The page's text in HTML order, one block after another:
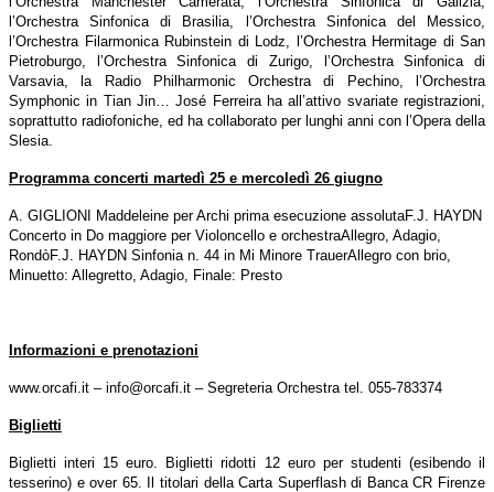
l’Orchestra Sinfonica di Brasilia, l’Orchestra Sinfonica del Messico,
l’Orchestra Filarmonica Rubinstein di Lodz, l’Orchestra Hermitage di San
Pietroburgo, l’Orchestra Sinfonica di Zurigo, l’Orchestra Sinfonica di
Varsavia, la Radio Philharmonic Orchestra di Pechino, l’Orchestra
Symphonic in Tian Jin… José Ferreira ha all’attivo svariate registrazioni,
soprattutto radiofoniche, ed ha collaborato per lunghi anni con l’Opera della
Slesia.
Programma concerti martedì 25 e mercoledì 26 giugno
A. GIGLIONI Maddeleine per Archi prima esecuzione assolutaF.J. HAYDN
Concerto in Do maggiore per Violoncello e orchestraAllegro, Adagio,
RondòF.J. HAYDN Sinfonia n. 44 in Mi Minore TrauerAllegro con brio,
Minuetto: Allegretto, Adagio, Finale: Presto
Informazioni e prenotazioni
www.orcafi.it – info@orcafi.it – Segreteria Orchestra tel. 055-783374
Biglietti
Biglietti interi 15 euro. Biglietti ridotti 12 euro per studenti (esibendo il
tesserino) e over 65. Il titolari della Carta Superflash di Banca CR Firenze